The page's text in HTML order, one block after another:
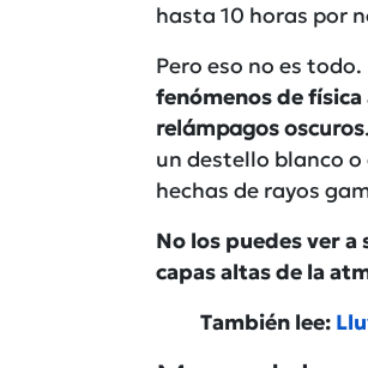
hasta 10 horas por
Pero eso no es todo.
fenómenos de
relámpagos oscuros
un destello blanco
hechas de rayos
No los puedes ver
capas altas de la
También lee: